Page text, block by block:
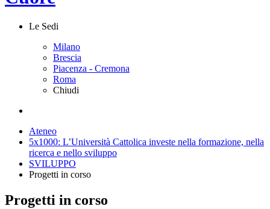
Le Sedi
Milano
Brescia
Piacenza - Cremona
Roma
Chiudi
Ateneo
5x1000: L’Università Cattolica investe nella formazione, nella
ricerca e nello sviluppo
SVILUPPO
Progetti in corso
Progetti in corso